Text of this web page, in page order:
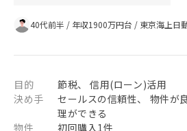
40代前半 / 年収1900万円台 / 東京海上日
目的
節税、 信用(ローン)活用
決め手
セールスの信頼性、 物件が
理ができる
物件
初回購入1件